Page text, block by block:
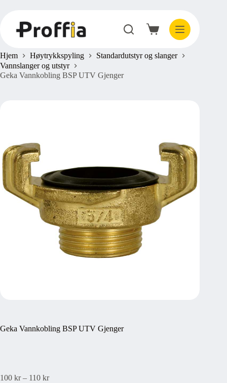
innholdet
Handlekurv
Hjem Høytrykkspyling
Standardutstyr og slanger
Vannslanger og utstyr
Geka Vannkobling BSP UTV Gjenger
Geka Vannkobling BSP UTV Gjenger
100 kr – 110 krPrisområde: